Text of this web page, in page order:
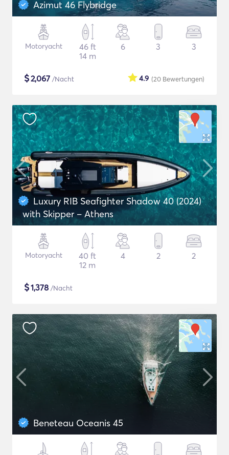
Azimut 46 Flybridge
Motoryacht
46 ft
14 m
6 3 3
$2,067 /Nacht (20 Bewertungen)
4.9
Luxury RIB Seafighter Shadow 40 (2024)
with Skipper – Athens
Motoryacht
40 ft
12 m
4 2 2
$1,378 /Nacht
Beneteau Oceanis 45